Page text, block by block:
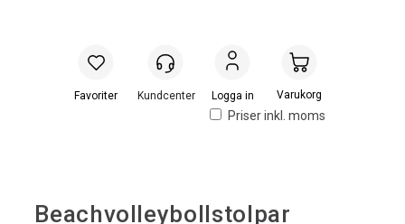
Priser inkl. moms
Logga in Handlevogn
Beachvolleybollstolpar